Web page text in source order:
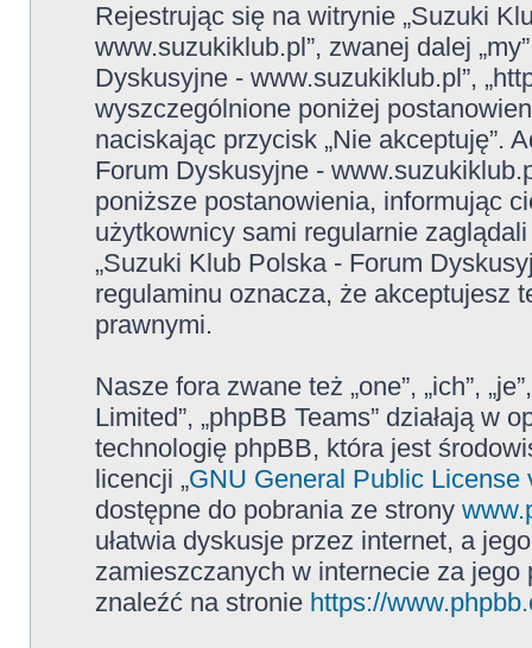
Rejestrując się na witrynie „Suzuki
www.suzukiklub.pl”, zwanej dalej
Dyskusyjne - www.suzukiklub.pl”,
wyszczególnione poniżej
naciskając przycisk „Nie akceptuję”.
Forum Dyskusyjne -
poniższe postanowienia, informując
użytkownicy sami regularnie
„Suzuki Klub Polska - Forum
regulaminu oznacza, że akceptujesz
prawnymi.
Nasze fora zwane też „one”, „ich”,
Limited”, „phpBB Teams” działają w
technologię phpBB, która jest
licencji „GNU General Public License
dostępne do pobrania ze strony
ułatwia dyskusje przez internet, a
zamieszczanych w internecie za
znaleźć na stronie https://